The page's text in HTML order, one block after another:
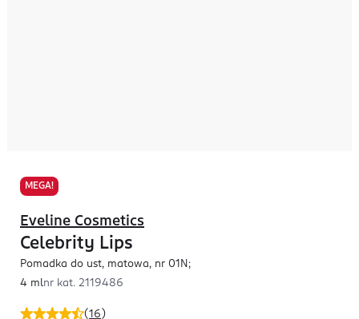
MEGA!
(16 )
Eveline Cosmetics
Celebrity Lips
Pomadka do ust, matowa, nr 01N;
4 mlnr kat. 2119486